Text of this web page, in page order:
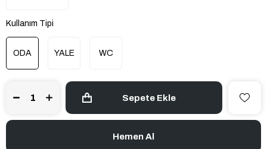
Kullanım Tipi
ODA YALE WC